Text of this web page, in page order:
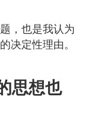
，也是我认为
决定性理由。
思想也